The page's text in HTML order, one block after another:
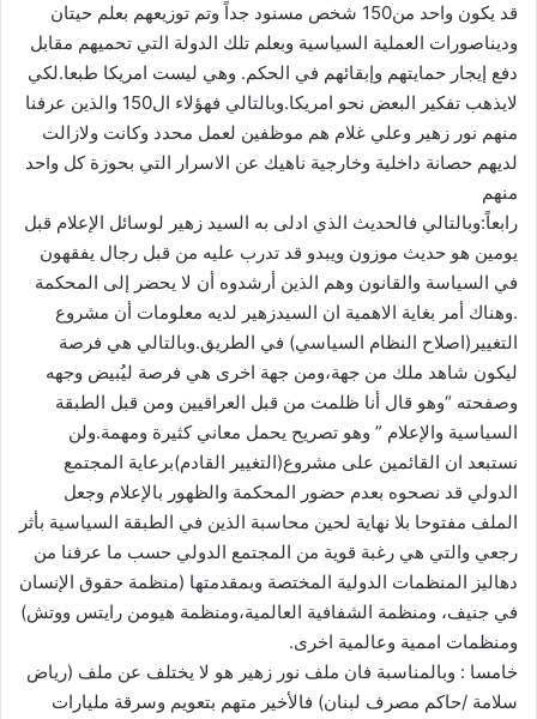
قد يكون واحد من150 شخص مسنود جداً وتم توزيعهم بعلم حيتان
وديناصورات العملية السياسية وبعلم تلك الدولة التي تحميهم مقابل
دفع إيجار حمايتهم وإبقائهم في الحكم. وهي ليست امريكا طبعا.لكي
لايذهب تفكير البعض نحو امريكا.وبالتالي فهؤلاء ال150 والذين عرفنا
منهم نور زهير وعلي غلام هم موظفين لعمل محدد وكانت ولازالت
لديهم حصانة داخلية وخارجية ناهيك عن الاسرار التي بحوزة كل واحد
منهم
‫رابعاً‬:وبالتالي ‫فالحديث‬ الذي ادلى به السيد زهير لوسائل الإعلام قبل
يومين هو حديث موزون ويبدو قد تدرب عليه من قبل رجال يفقهون
في السياسة والقانون وهم الذين أرشدوه أن لا يحضر إلى المحكمة
.وهناك أمر بغاية الاهمية ان السيدزهير لديه معلومات أن مشروع
التغيير(اصلاح النظام السياسي) في الطريق.وبالتالي هي فرصة
ليكون شاهد ملك من جهة،ومن جهة اخرى هي فرصة ليُبيض وجهه
وصفحته “وهو قال أنا ظلمت من قبل العراقيين ومن قبل الطبقة
السياسية والإعلام ” وهو تصريح يحمل معاني كثيرة ومهمة.ولن
نستبعد ان القائمين على مشروع(التغيير القادم)برعاية المجتمع
الدولي قد نصحوه بعدم حضور المحكمة والظهور بالإعلام وجعل
الملف مفتوحا بلا نهاية لحين محاسبة الذين في الطبقة السياسية بأثر
رجعي والتي هي رغبة قوية من المجتمع الدولي حسب ما عرفنا من
دهاليز المنظمات الدولية المختصة وبمقدمتها (منظمة حقوق الإنسان
في جنيف، ومنظمة الشفافية العالمية،ومنظمة هيومن رايتس ووتش)
ومنظمات اممية وعالمية اخرى.
‫خامسا‬ : وبالمناسبة فان ملف نور زهير هو لا يختلف عن ملف (رياض
سلامة /حاكم مصرف لبنان) فالأخير متهم بتعويم وسرقة مليارات